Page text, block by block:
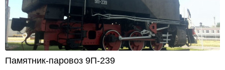
Памятник-паровоз 9П-239